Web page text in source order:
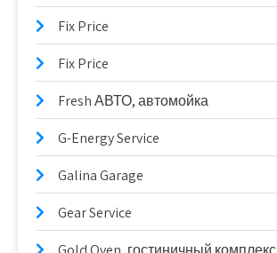
Fix Price
Fix Price
Fresh АВТО, автомойка
G-Energy Service
Galina Garage
Gear Service